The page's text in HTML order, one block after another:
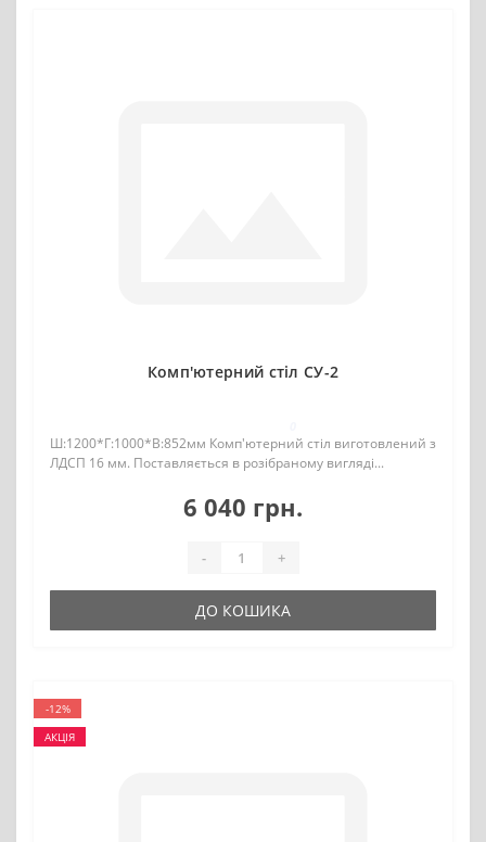
Комп'ютерний стіл СУ-2
Ш:1200*Г:1000*В:852мм Комп'ютерний стіл виготовлений з
ЛДСП 16 мм. Поставляється в розібраному вигляді...
6 040 грн.
- +
ДО КОШИКА
-12%
АКЦІЯ